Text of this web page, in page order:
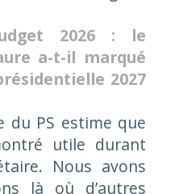
2026 : le
a-t-il marqué
2027
du PS estime que
utile durant
Nous avons
là où d’autres